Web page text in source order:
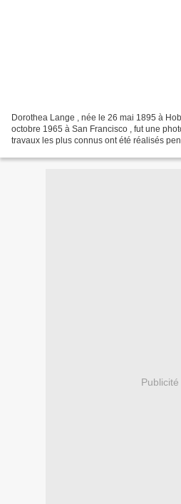
Dorothea Lange , née le 26 mai 1895 à
octobre 1965 à San Francisco , fut une
travaux les plus connus ont été réalisés
Publicité